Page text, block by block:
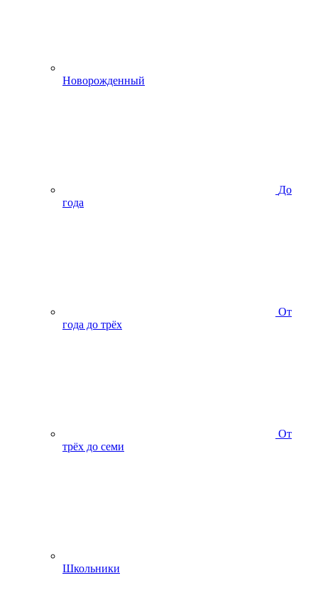
Новорожденный
До
года
От
года до трёх
От
трёх до семи
Школьники